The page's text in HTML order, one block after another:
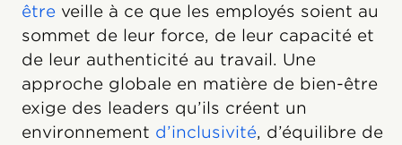
être veille à ce que les employés soient au
sommet de leur force, de leur capacité et
de leur authenticité au travail. Une
approche globale en matière de bien-être
exige des leaders qu’ils créent un
environnement d’inclusivité, d’équilibre de